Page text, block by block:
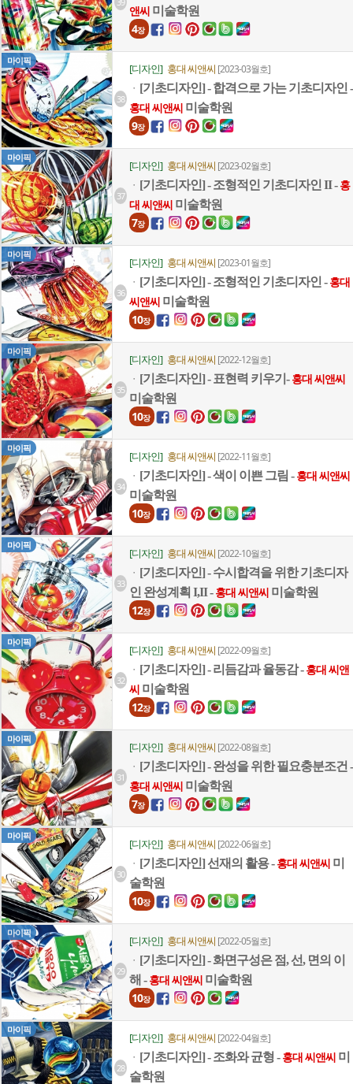
앤씨 미술학원
4장
마이픽
38
[디자인] 홍대 씨앤씨 [2023-03월호]
ㆍ [기초디자인] - 합격으로 가는 기초디자인 -
홍대 씨앤씨 미술학원
9장
마이픽
37
[디자인] 홍대 씨앤씨 [2023-02월호]
ㆍ [기초디자인] - 조형적인 기초디자인 II - 홍
대 씨앤씨 미술학원
7장
마이픽
36
[디자인] 홍대 씨앤씨 [2023-01월호]
ㆍ [기초디자인] - 조형적인 기초디자인 - 홍대
씨앤씨 미술학원
10장
마이픽
35
[디자인] 홍대 씨앤씨 [2022-12월호]
ㆍ [기초디자인] - 표현력 키우기- 홍대 씨앤씨
미술학원
10장
마이픽
34
[디자인] 홍대 씨앤씨 [2022-11월호]
ㆍ [기초디자인] - 색이 이쁜 그림 - 홍대 씨앤씨
미술학원
10장
마이픽
33
[디자인] 홍대 씨앤씨 [2022-10월호]
ㆍ [기초디자인] - 수시합격을 위한 기초디자
인 완성계획 I,II - 홍대 씨앤씨 미술학원
12장
마이픽
32
[디자인] 홍대 씨앤씨 [2022-09월호]
ㆍ [기초디자인] - 리듬감과 율동감 - 홍대 씨앤
씨 미술학원
12장
마이픽
31
[디자인] 홍대 씨앤씨 [2022-08월호]
ㆍ [기초디자인] - 완성을 위한 필요충분조건 -
홍대 씨앤씨 미술학원
7장
마이픽
30
[디자인] 홍대 씨앤씨 [2022-06월호]
ㆍ [기초디자인] 선재의 활용 - 홍대 씨앤씨 미
술학원
10장
마이픽
29
[디자인] 홍대 씨앤씨 [2022-05월호]
ㆍ [기초디자인] - 화면구성은 점, 선, 면의 이
해 - 홍대 씨앤씨 미술학원
10장
마이픽
28
[디자인] 홍대 씨앤씨 [2022-04월호]
ㆍ [기초디자인] - 조화와 균형 - 홍대 씨앤씨 미
술학원